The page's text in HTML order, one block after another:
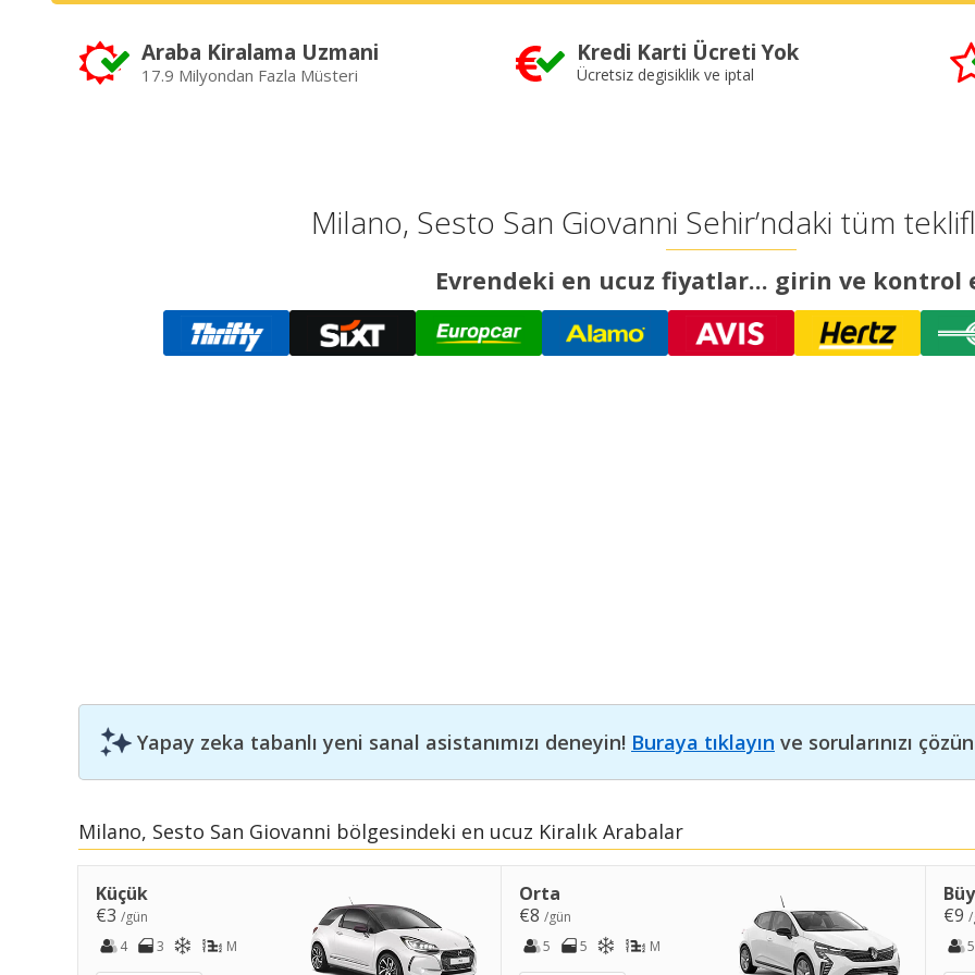
Araba Kiralama Uzmani
17.9 Milyondan Fazla Müsteri
Kredi Karti Ücreti Yok
Ücretsiz degisiklik ve iptal
Milano, Sesto San Giovanni Sehir’ndaki tüm
Evrendeki en ucuz fiyatlar... girin ve kontrol
Yapay zeka tabanlı yeni sanal asistanımızı deneyin! Buraya tıklayın ve sorularınızı
Milano, Sesto San Giovanni bölgesindeki en ucuz Kiralık Arabalar
Küçük
€3 /gün
4
3 M
Orta
€8/gün
5
5 M
€9
5